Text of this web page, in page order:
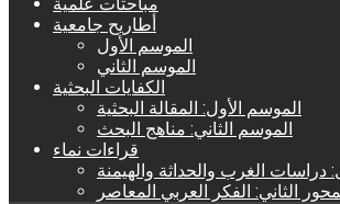
مباحثات علمية
أطاريح جامعية
الموسم الأول
الموسم الثاني
الكفايات البحثية
الموسم الأول: المقالة البحثية
الموسم الثاني: مناهج البحث
قراءات نماء
دراسات الغرب والحداثة والهيمنة
الثاني: الفكر العربي المعاصر